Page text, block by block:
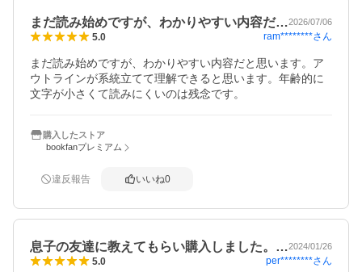
まだ読み始めですが、わかりやすい内容だ…2026/07/06
5.0 ram********さん
まだ読み始めですが、わかりやすい内容だと思います。ア
ウトラインが系統立てて理解できると思います。年齢的に
文字が小さくて読みにくいのは残念です。
購入したストア
bookfanプレミアム
違反報告 いいね0
息子の友達に教えてもらい購入しました。…2024/01/26
5.0 per********さん